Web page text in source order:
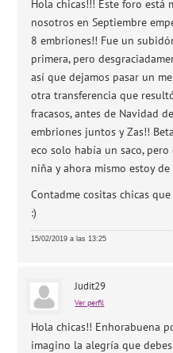
Hola chicas!!! Este foro está
nosotros en Septiembre
8 embriones!! Fue un
primera, pero
así que dejamos pasar un
otra transferencia que
fracasos, antes de Navidad
embriones juntos y Zas!!
eco solo había un saco, pero
niña y ahora mismo estoy de
Contadme cositas chicas
:)
15/02/2019 a las 13:25
Judit29
Ver perfil
Hola chicas!! Enhorabuena
imagino la alegría que